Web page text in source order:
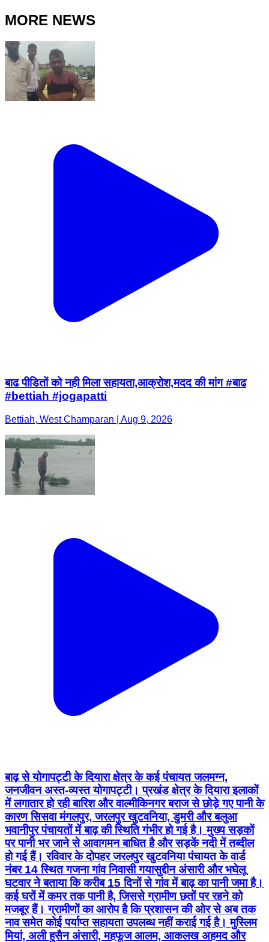
MORE NEWS
बाढ पीडितों को नही मिला सहायता,आक्रोश,मदद की मांग #बाढ
#bettiah #jogapatti
Bettiah, West Champaran | Aug 9, 2026
बाढ़ से योगापट्टी के दियारा क्षेत्र के कई पंचायत जलमग्न,
जनजीवन अस्त-व्यस्त योगापट्टी। प्रखंड क्षेत्र के दियारा इलाकों
में लगातार हो रही बारिश और वाल्मीकिनगर बराज से छोड़े गए पानी के
कारण सिसवा मंगलपुर, जरलपुर खुटवनिया, डुमरी और बलुआ
भवानीपुर पंचायतों में बाढ़ की स्थिति गंभीर हो गई है। मुख्य सड़कों
पर पानी भर जाने से आवागमन बाधित है और सड़कें नदी में तब्दील
हो गई हैं। रविवार के दोपहर जरलपुर खुटवनिया पंचायत के वार्ड
नंबर 14 स्थित गजना गांव निवासी गयासुद्दीन अंसारी और भघेलू
घटवार ने बताया कि करीब 15 दिनों से गांव में बाढ़ का पानी जमा है।
कई घरों में कमर तक पानी है, जिससे ग्रामीण छतों पर रहने को
मजबूर हैं। ग्रामीणों का आरोप है कि प्रशासन की ओर से अब तक
नाव समेत कोई पर्याप्त सहायता उपलब्ध नहीं कराई गई है। मुस्लिम
मियां, अली हुसैन अंसारी, महफूज आलम, आकलख अहमद और